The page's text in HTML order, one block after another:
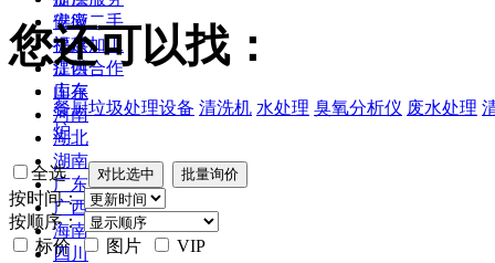
安徽
福建
江西
山东
河南
湖北
湖南
广东
广西
海南
四川
供应二手
提供加工
提供合作
库存
您还可以找：
餐厨垃圾处理设备 清洗机 水处理 臭氧分析仪 废水处理
炉
全选
按时间：
按顺序：
标价
图片 VIP